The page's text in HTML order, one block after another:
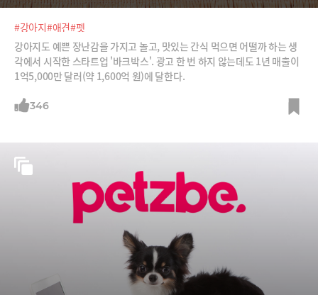
#강아지#애견#펫
강아지도 예쁜 장난감을 가지고 놀고, 맛있는 간식 먹으면 어떨까 하는 생
각에서 시작한 스타트업 '바크박스'. 광고 한 번 하지 않는데도 1년 매출이
1억5,000만 달러(약 1,600억 원)에 달한다.
346